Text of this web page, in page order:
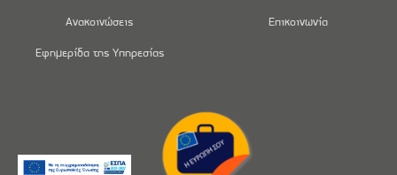
Ανακοινώσεις
Εφημερίδα της Υπηρεσίας
Επικοινωνία